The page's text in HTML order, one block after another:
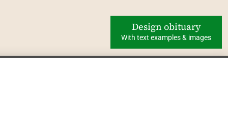
Design obituary
With text examples & images